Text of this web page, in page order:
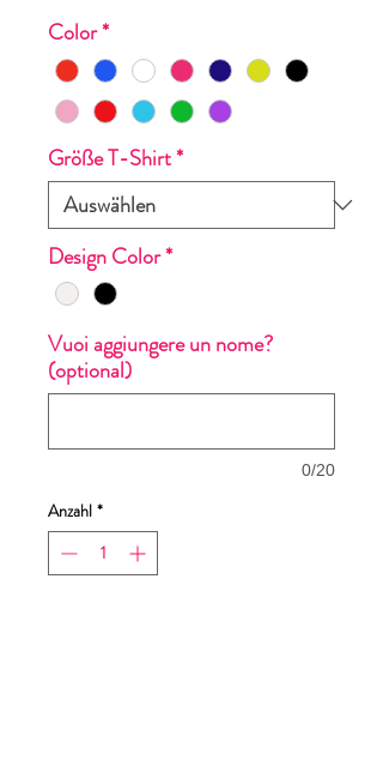
Color*
Größe T-Shirt*
Design Color*
Vuoi aggiungere un nome?
(optional)
0/20
Anzahl *